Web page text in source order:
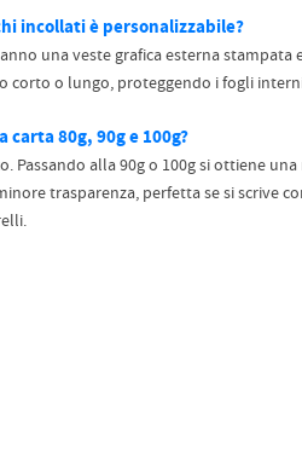
incollati è personalizzabile?
una veste grafica esterna stampata
corto o lungo, proteggendo i fogli
80g, 90g e 100g?
Passando alla 90g o 100g si ottiene
trasparenza, perfetta se si scrive